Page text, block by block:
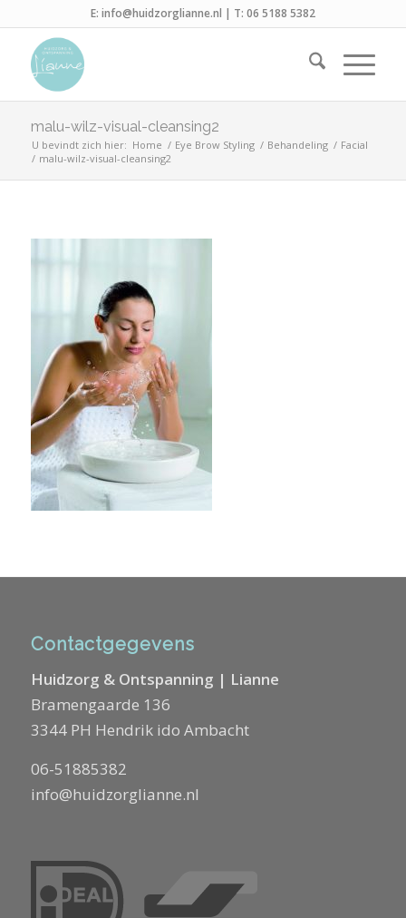
E: info@huidzorglianne.nl | T: 06 5188 5382
malu-wilz-visual-cleansing2
U bevindt zich hier: Home / Eye Brow Styling / Behandeling / Facial
/ malu-wilz-visual-cleansing2
Contactgegevens
Huidzorg & Ontspanning | Lianne
Bramengaarde 136
3344 PH Hendrik ido Ambacht
06-51885382
info@huidzorglianne.nl